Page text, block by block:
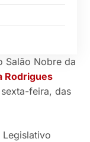
Salão Nobre da
Rodrigues
feira, das